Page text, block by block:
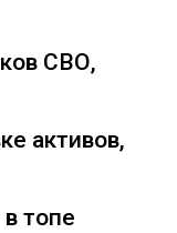
СВО,
активов,
топе